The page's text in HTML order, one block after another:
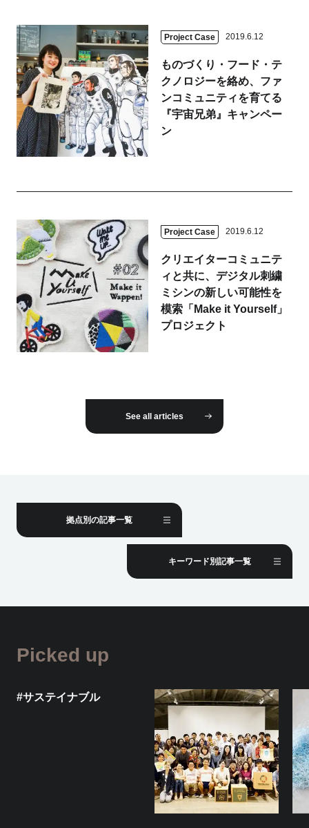
Project Case 2019.6.12
ものづくり・フード・テ
クノロジーを絡め、ファ
ンコミュニティを育てる
『宇宙兄弟』キャンペー
ン
Project Case 2019.6.12
クリエイターコミュニテ
ィと共に、デジタル刺繍
ミシンの新しい可能性を
模索「Make it Yourself」
プロジェクト
See all articles
拠点別の記事一覧
キーワード別記事一覧
Picked up
#サステイナブル